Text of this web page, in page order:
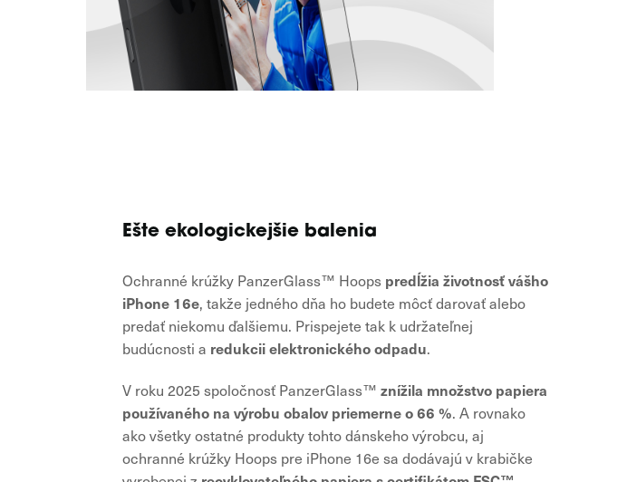
Ešte ekologickejšie balenia
Ochranné krúžky PanzerGlass™ Hoops predĺžia životnosť vášho
iPhone 16e, takže jedného dňa ho budete môcť darovať alebo
predať niekomu ďalšiemu. Prispejete tak k udržateľnej
budúcnosti a redukcii elektronického odpadu.
V roku 2025 spoločnosť PanzerGlass™ znížila množstvo papiera
používaného na výrobu obalov priemerne o 66 %. A rovnako
ako všetky ostatné produkty tohto dánskeho výrobcu, aj
ochranné krúžky Hoops pre iPhone 16e sa dodávajú v krabičke